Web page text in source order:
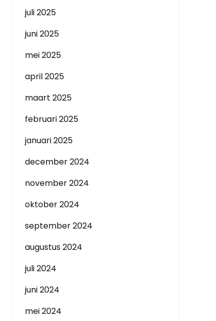
juli 2025
juni 2025
mei 2025
april 2025
maart 2025
februari 2025
januari 2025
december 2024
november 2024
oktober 2024
september 2024
augustus 2024
juli 2024
juni 2024
mei 2024